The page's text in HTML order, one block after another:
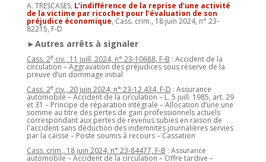
A. TRESCASES, L’indifférence de la reprise d’une activité
de la victime par ricochet pour l’évaluation de son
préjudice économique, Cass. crim., 18 juin 2024, n° 23-
82215, F-D
►Autres arrêts à signaler
Cass. 2eciv., 11 juill. 2024, n° 23-10688, F-B : Accident de la
circulation – Aggravation des préjudices sous réserve de la
preuve d’un dommage initial
Cass. 2eciv., 20 juin 2024, n° 23-12.434, F-D : Assurance
automobile – Accident de la circulation – L. 5 juill. 1985, art. 29
et 31 – Principe de réparation intégrale – Allocation d’une une
somme au titre des pertes de gain professionnels actuels
correspondant aux pertes de revenus subies en raison de
l'accident sans déduction des indemnités journalières servies
par la caisse – Poste soumis à recours – Cassation
Cass. crim., 18 juin 2024, n° 23-84477, F-B : Assurance
automobile – Accident de la circulation – Offre tardive –